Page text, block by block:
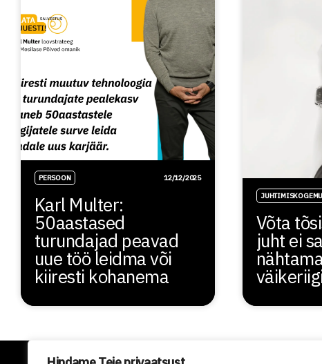
PERSOON 12/12/2025
Karl Multer:
50aastased
turundajad peavad
uue töö leidma või
kiiresti kohanema
Võta
juht ei